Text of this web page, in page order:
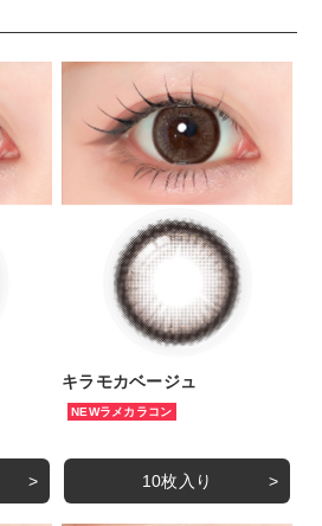
キラモカベージュ
NEWラメカラコン
10枚入り